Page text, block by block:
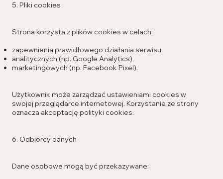
5. Pliki cookies
Strona korzysta z plików cookies w celach:
zapewnienia prawidłowego działania serwisu,
analitycznych (np. Google Analytics),
marketingowych (np. Facebook Pixel).
Użytkownik może zarządzać ustawieniami cookies w
swojej przeglądarce internetowej. Korzystanie ze strony
oznacza akceptację polityki cookies.
6. Odbiorcy danych
Dane osobowe mogą być przekazywane: